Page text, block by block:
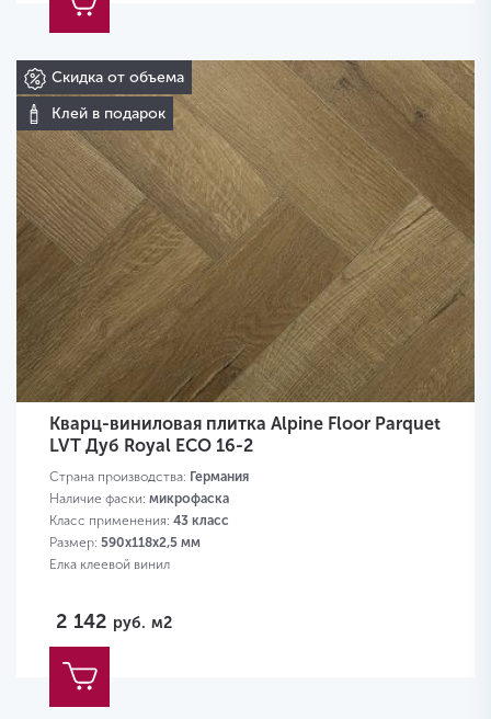
Скидка от объема
Клей в подарок
Кварц-виниловая плитка Alpine Floor Parquet
LVT Дуб Royal ЕСО 16-2
Страна производства: Германия
Наличие фаски: микрофаска
Класс применения: 43 класс
Размер: 590х118х2,5 мм
Елка клеевой винил
2 142 руб. м2